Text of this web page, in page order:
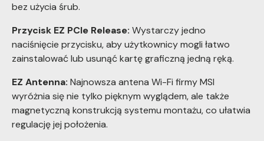
bez użycia śrub.
Przycisk EZ PCIe Release: Wystarczy jedno
naciśnięcie przycisku, aby użytkownicy mogli łatwo
zainstalować lub usunąć kartę graficzną jedną ręką.
EZ Antenna: Najnowsza antena Wi-Fi firmy MSI
wyróżnia się nie tylko pięknym wyglądem, ale także
magnetyczną konstrukcją systemu montażu, co ułatwia
regulację jej położenia.